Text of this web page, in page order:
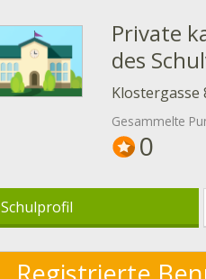
Private
des
Klostergasse
Gesammelte
0
Schulprofil